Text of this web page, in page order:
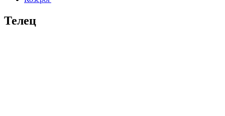
Телец